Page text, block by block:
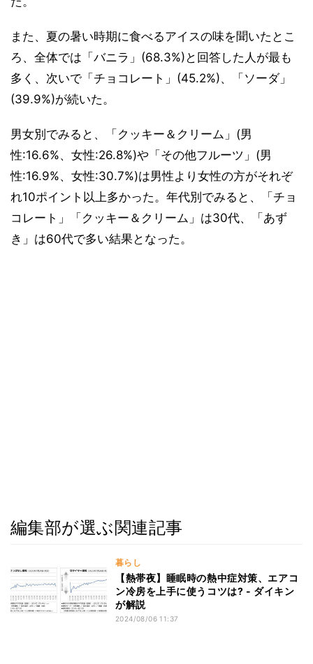
また、夏の暑い時期に食べるアイスの味を聞いたとこ
ろ、全体では「バニラ」(68.3%)と回答した人が最も
多く、次いで「チョコレート」(45.2%)、「ソーダ」
(39.9%)が続いた。
男女別でみると、「クッキー＆クリーム」(男
性:16.6%、女性:26.8%)や「その他フルーツ」(男
性:16.9%、女性:30.7%)は男性より女性の方がそれぞ
れ10ポイント以上多かった。年代別でみると、「チョ
コレート」「クッキー＆クリーム」は30代、「あず
き」は60代で多い結果となった。
編集部が選ぶ関連記事
暮らし
【熱帯夜】睡眠時の熱中症対策、エアコ
ン冷房を上手に使うコツは? - ダイキン
が解説
2024/08/06 11:37